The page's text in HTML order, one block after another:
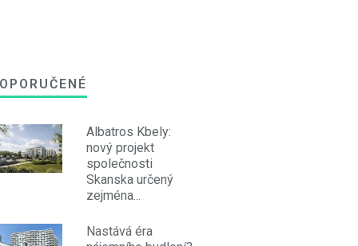
Albatros Kbely:
nový projekt
společnosti
Skanska určený
zejména...
Nastává éra